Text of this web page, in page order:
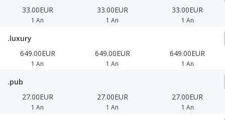
33.00EUR
1 An
33.00EUR
1 An
33.00EUR
1 An
.luxury
649.00EUR
1 An
649.00EUR
1 An
649.00EUR
1 An
.pub
27.00EUR
1 An
27.00EUR
1 An
27.00EUR
1 An